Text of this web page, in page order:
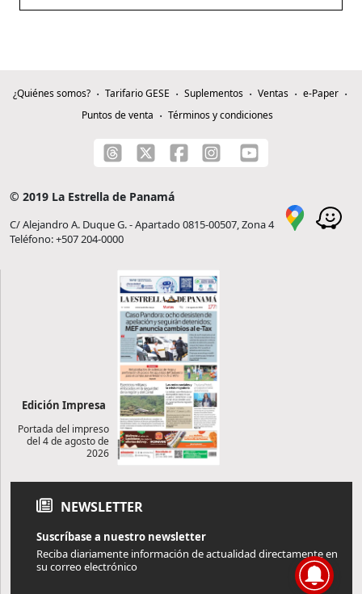
¿Quiénes somos? Tarifario GESE Suplementos Ventas
e-Paper
Puntos de venta
Términos y condiciones
© 2019 La Estrella de Panamá
C/ Alejandro A. Duque G. - Apartado 0815-00507, Zona 4
Teléfono: +507 204-0000
Edición Impresa
Portada del impreso
del 4 de agosto de
2026
NEWSLETTER
Suscríbase a nuestro newsletter
Reciba diariamente información de actualidad directamente en
su correo electrónico